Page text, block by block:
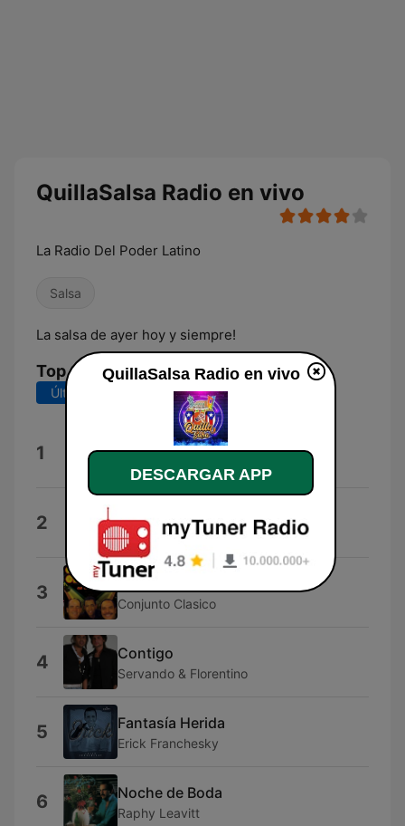
QuillaSalsa Radio en vivo
La Radio Del Poder Latino
Salsa
La salsa de ayer hoy y siempre!
Top Canciones
Últimos 7 días Últimos 30 días
1 Salsa de Todos Los Tiempos
2 Bobby Valentín
3 Sin Rumbo Alguno
Conjunto Clasico
4 Contigo
Servando & Florentino
5 Fantasía Herida
Erick Franchesky
6 Noche de Boda
Raphy Leavitt
QuillaSalsa Radio en vivo
DESCARGAR APP